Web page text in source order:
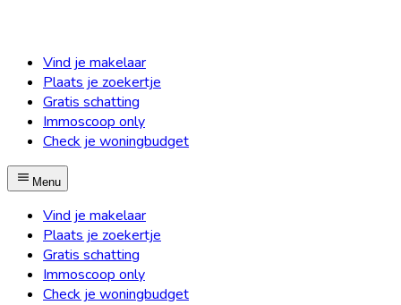
Vind je makelaar
Plaats je zoekertje
Gratis schatting
Immoscoop only
Check je woningbudget
Menu
Vind je makelaar
Plaats je zoekertje
Gratis schatting
Immoscoop only
Check je woningbudget